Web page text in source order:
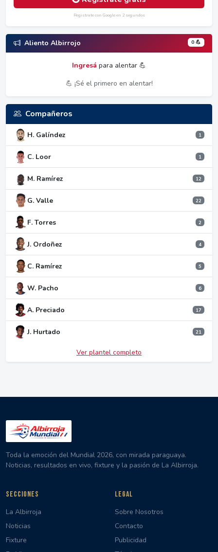
Registrate con Google en 2 segundos
Aliento Albirrojo 0 💪
Ingresá para alentar 💪
💪 ¡Sé el primero en alentar!
Compañeros
H. Galíndez 1
C. Loor 1
M. Ramírez 12
G. Valle 22
F. Torres 2
J. Ordoñez 4
C. Ramírez 5
W. Pacho 6
A. Preciado 17
J. Hurtado 21
Ver plantel completo
Toda la emoción del Mundial 2026, con mirada paraguaya.
Noticias, resultados en vivo, fixture y la pasión de La Albirroja.
SECCIONES
La Albirroja
Noticias
Fixture
LEGAL
Sobre Nosotros
Contacto
Publicidad